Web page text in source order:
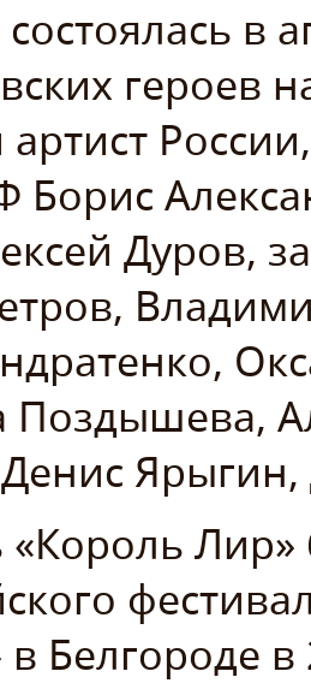
в
героев
Борис
Дуров,
Поздышева,
Ярыгин,
«Король
Белгороде в